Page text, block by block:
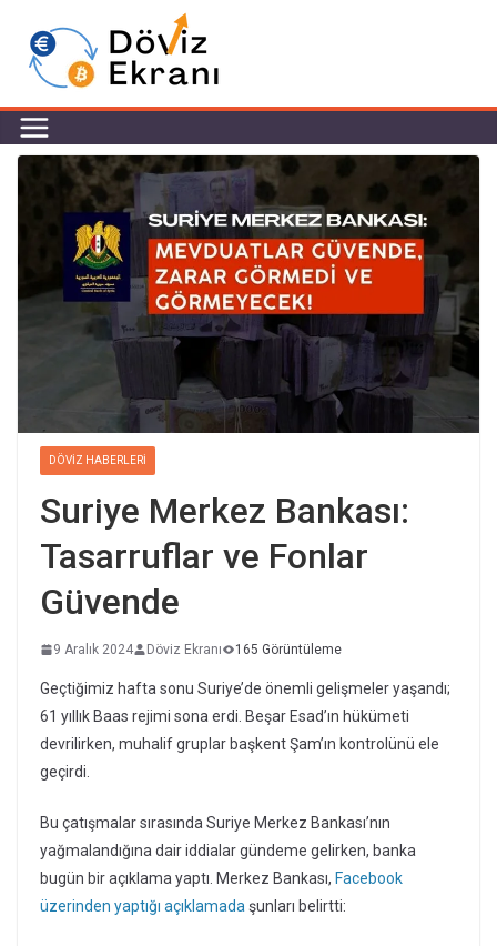
DÖVIZ HABERLERI
Suriye Merkez Bankası:
Tasarruflar ve Fonlar
Güvende
9 Aralık 2024 Döviz Ekranı 165 Görüntüleme
Geçtiğimiz hafta sonu Suriye’de önemli gelişmeler yaşandı;
61 yıllık Baas rejimi sona erdi. Beşar Esad’ın hükümeti
devrilirken, muhalif gruplar başkent Şam’ın kontrolünü ele
geçirdi.
Bu çatışmalar sırasında Suriye Merkez Bankası’nın
yağmalandığına dair iddialar gündeme gelirken, banka
bugün bir açıklama yaptı. Merkez Bankası, Facebook
üzerinden yaptığı açıklamada şunları belirtti: